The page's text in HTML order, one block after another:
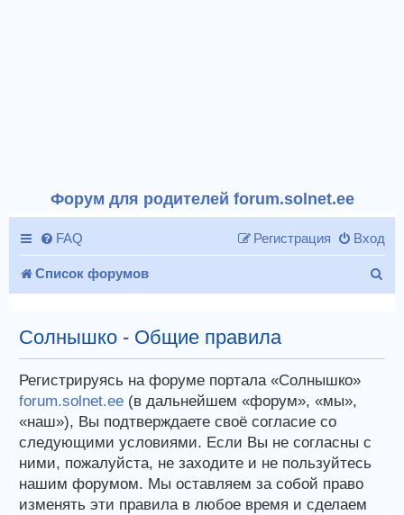
Форум для родителей forum.solnet.ee
FAQ Вход
Регистрация
Список форумов
с
Солнышко - Общие правила
Регистрируясь на форуме портала «Солнышко»
forum.solnet.ee (в дальнейшем «форум», «мы»,
«наш»), Вы подтверждаете своё согласие со
следующими условиями. Если Вы не согласны с
ними, пожалуйста, не заходите и не пользуйтесь
нашим форумом. Мы оставляем за собой право
изменять эти правила в любое время и сделаем